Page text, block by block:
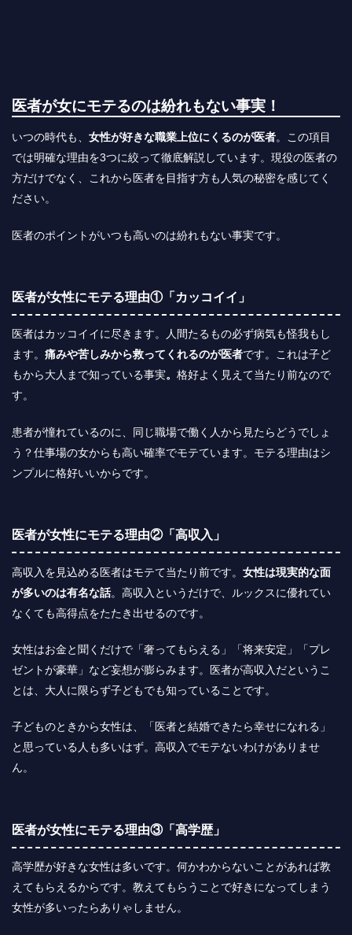
医者が女にモテるのは紛れもない事実！
いつの時代も、 女性が好きな職業上位にくるのが医者。この項目
では明確な理由を3つに絞って徹底解説しています。現役の医者の
方だけでなく、これから医者を目指す方も人気の秘密を感じてく
ださい。
医者のポイントがいつも高いのは紛れもない事実です。
医者が女性にモテる理由①「カッコイイ」
医者はカッコイイに尽きます。人間たるもの必ず病気も怪我もし
ます。 痛みや苦しみから救ってくれるのが医者です。これは子ど
もから大人まで知っている事実。 格好よく見えて当たり前なので
す。
患者が憧れているのに、同じ職場で働く人から見たらどうでしょ
う？仕事場の女からも高い確率でモテています。モテる理由はシ
ンプルに格好いいからです。
医者が女性にモテる理由②「高収入」
高収入を見込める医者はモテて当たり前です。 女性は現実的な面
が多いのは有名な話。高収入というだけで、ルックスに優れてい
なくても高得点をたたき出せるのです。
女性はお金と聞くだけで「奢ってもらえる」「将来安定」「プレ
ゼントが豪華」など妄想が膨らみます。医者が高収入だというこ
とは、大人に限らず子どもでも知っていることです。
子どものときから女性は、「医者と結婚できたら幸せになれる」
と思っている人も多いはず。高収入でモテないわけがありませ
ん。
医者が女性にモテる理由③「高学歴」
高学歴が好きな女性は多いです。何かわからないことがあれば教
えてもらえるからです。教えてもらうことで好きになってしまう
女性が多いったらありゃしません。